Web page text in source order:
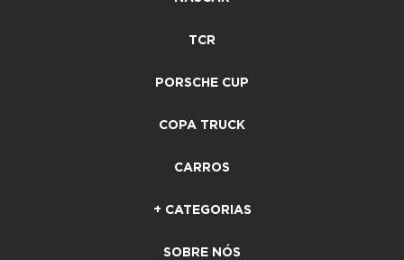
TCR
PORSCHE CUP
COPA TRUCK
CARROS
+ CATEGORIAS
SOBRE NÓS